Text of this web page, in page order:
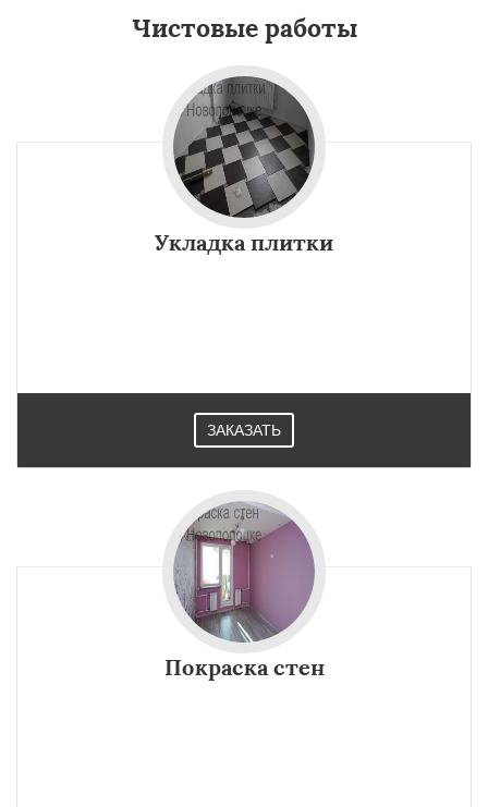
Чистовые работы
Укладка плитки
ЗАКАЗАТЬ
Покраска стен